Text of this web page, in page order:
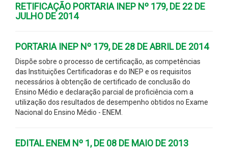
RETIFICAÇÃO PORTARIA INEP Nº 179, DE 22 DE
JULHO DE 2014
PORTARIA INEP Nº 179, DE 28 DE ABRIL DE 2014
Dispõe sobre o processo de certificação, as competências
das Instituições Certificadoras e do INEP e os requisitos
necessários à obtenção de certificado de conclusão do
Ensino Médio e declaração parcial de proficiência com a
utilização dos resultados de desempenho obtidos no Exame
Nacional do Ensino Médio - ENEM.
EDITAL ENEM Nº 1, DE 08 DE MAIO DE 2013